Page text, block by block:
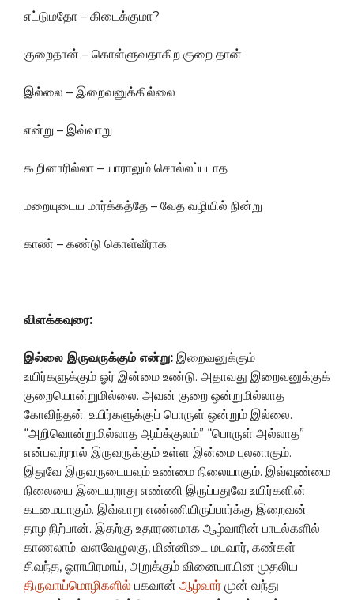
எட்டுமதோ – கிடைக்குமா?
குறைதான் – கொள்ளுவதாகிற குறை தான்
இல்லை – இறைவனுக்கில்லை
என்று – இவ்வாறு
கூறினாரில்லா – யாராலும் சொல்லப்படாத
மறையுடைய மார்க்கத்தே – வேத வழியில் நின்று
காண் – கண்டு கொள்வீராக
விளக்கவுரை:
இல்லை இருவருக்கும் என்று: இறைவனுக்கும்
உயிர்களுக்கும் ஓர் இன்மை உண்டு. அதாவது இறைவனுக்குக்
குறையொன்றுமில்லை. அவன் குறை ஒன்றுமில்லாத
கோவிந்தன். உயிர்களுக்குப் பொருள் ஒன்றும் இல்லை.
“அறிவொன்றுமில்லாத ஆய்க்குலம்” “பொருள் அல்லாத”
என்பவற்றால் இருவருக்கும் உள்ள இன்மை புலனாகும்.
இதுவே இருவருடையவும் உண்மை நிலையாகும். இவ்வுண்மை
நிலையை இடையறாது எண்ணி இருப்பதுவே உயிர்களின்
கடமையாகும். இவ்வாறு எண்ணியிருப்பார்க்கு இறைவன்
தாழ நிற்பான். இதற்கு உதாரணமாக ஆழ்வாரின் பாடல்களில்
காணலாம். வளவேழுலகு, மின்னிடை மடவார், கண்கள்
சிவந்த, ஓராயிரமாய், அறுக்கும் வினையாயின முதலிய
திருவாய்மொழிகளில் பகவான் ஆழ்வார் முன் வந்து